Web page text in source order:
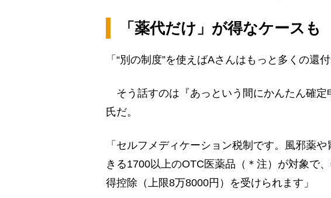
「薬代だけ」が得なケースも
「“別の制度”を使えばAさんはもっと多くの還
そう話すのは『あっという間にかんたん確定
氏だ。
「セルフメディケーション税制です。風邪薬
きる1700以上のOTC医薬品（＊注）が対象で
得控除（上限8万8000円）を受けられます」